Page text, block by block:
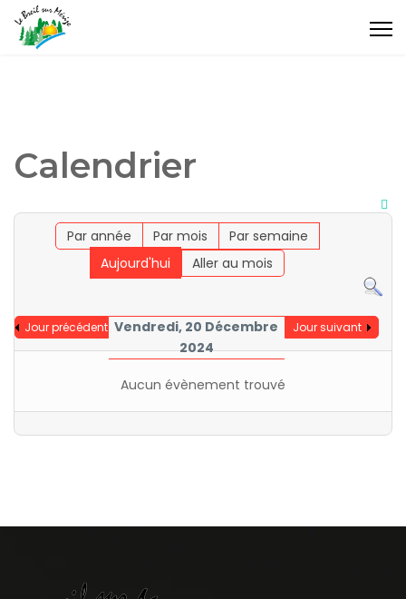
Calendrier
Par année Par mois
Par semaine
Aujourd'hui
Aller au mois
Jour précédent Vendredi, 20 Décembre
2024
Jour suivant
Aucun évènement trouvé